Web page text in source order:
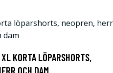
KORTA LÖPARSHORTS,
OCH DAM